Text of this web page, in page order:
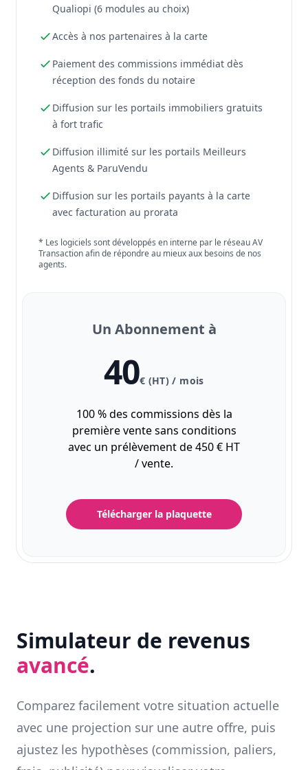
Qualiopi (6 modules au choix)
Accès à nos partenaires à la carte
Paiement des commissions immédiat dès
réception des fonds du notaire
Diffusion sur les portails immobiliers gratuits
à fort trafic
Diffusion illimité sur les portails Meilleurs
Agents & ParuVendu
Diffusion sur les portails payants à la carte
avec facturation au prorata
* Les logiciels sont développés en interne par le réseau AV
Transaction afin de répondre au mieux aux besoins de nos
agents.
Un Abonnement à
40€ (HT) / mois
100 % des commissions dès la
première vente sans conditions
avec un prélèvement de 450 € HT
/ vente.
Télécharger la plaquette
Simulateur de revenus
avancé.
Comparez facilement votre situation actuelle
avec une projection sur une autre offre, puis
ajustez les hypothèses (commission, paliers,